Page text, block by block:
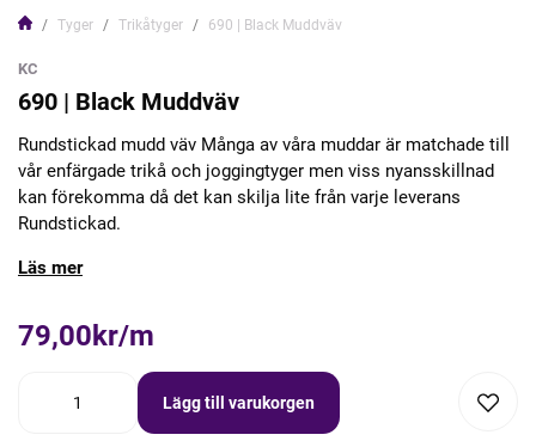
Tyger Trikåtyger 690 | Black Muddväv
KC
690 | Black Muddväv
Rundstickad mudd väv Många av våra muddar är matchade till
vår enfärgade trikå och joggingtyger men viss nyansskillnad
kan förekomma då det kan skilja lite från varje leverans
Rundstickad.
Läs mer
79,00kr/m
Lägg till varukorgen